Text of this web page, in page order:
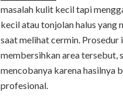
masalah kulit kecil tapi
kecil atau tonjolan halus yang
saat melihat cermin. Prosedur
membersihkan area tersebut,
mencobanya karena hasilnya
profesional.